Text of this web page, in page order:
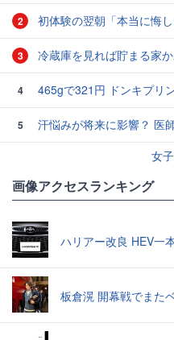
2 初体験の翌朝「本当に悔し
3 冷蔵庫を見れば貯まる家
4 465gで321円 ドンキプリ
5
汗悩みが将来に影響？ 医
女
画像アクセスランキング
ハリアー改良 HEV一
板倉滉 開幕戦でまた